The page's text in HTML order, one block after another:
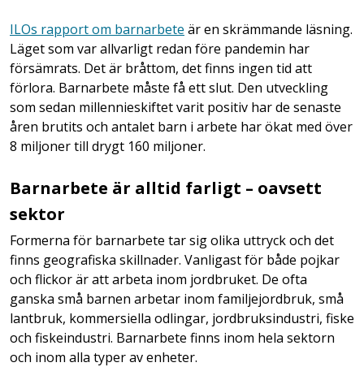
ILOs rapport om barnarbete är en skrämmande läsning.
Läget som var allvarligt redan före pandemin har
försämrats. Det är bråttom, det finns ingen tid att
förlora. Barnarbete måste få ett slut. Den utveckling
som sedan millennieskiftet varit positiv har de senaste
åren brutits och antalet barn i arbete har ökat med över
8 miljoner till drygt 160 miljoner.
Barnarbete är alltid farligt – oavsett
sektor
Formerna för barnarbete tar sig olika uttryck och det
finns geografiska skillnader. Vanligast för både pojkar
och flickor är att arbeta inom jordbruket. De ofta
ganska små barnen arbetar inom familjejordbruk, små
lantbruk, kommersiella odlingar, jordbruksindustri, fiske
och fiskeindustri. Barnarbete finns inom hela sektorn
och inom alla typer av enheter.